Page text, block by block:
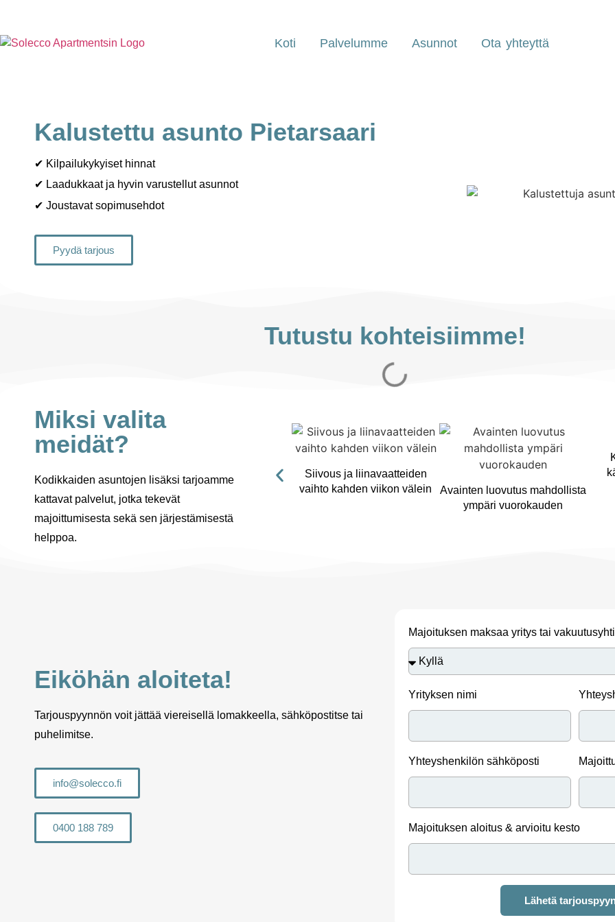
Koti Palvelumme Asunnot Ota yhteyttä
Kalustettu asunto Pietarsaari
✔ Kilpailukykyiset hinnat
✔ Laadukkaat ja hyvin varustellut asunnot
✔ Joustavat sopimusehdot
Pyydä tarjous
Tutustu kohteisiimme!
Miksi valita
meidät?
Kodikkaiden asuntojen lisäksi tarjoamme
kattavat palvelut, jotka tekevät
majoittumisesta sekä sen järjestämisestä
helppoa.
Siivous ja liinavaatteiden
vaihto kahden viikon välein
Avainten luovutus mahdollista
ympäri vuorokauden
Eiköhän aloiteta!
Tarjouspyynnön voit jättää viereisellä lomakkeella, sähköpostitse tai
puhelimitse.
info@solecco.fi
0400 188 789
Majoituksen maksaa yritys tai
Yrityksen nimi
Yhteyshenkilön sähköposti
Majoituksen aloitus & arvioitu kesto
Lähetä